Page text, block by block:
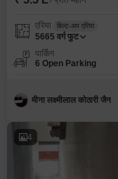
एरिया बिल्ट-अप एरिया
5665 वर्ग फुट
पार्किंग
6 Open Parking
मीना लक्ष्मीलाल कोठारी जैन
4